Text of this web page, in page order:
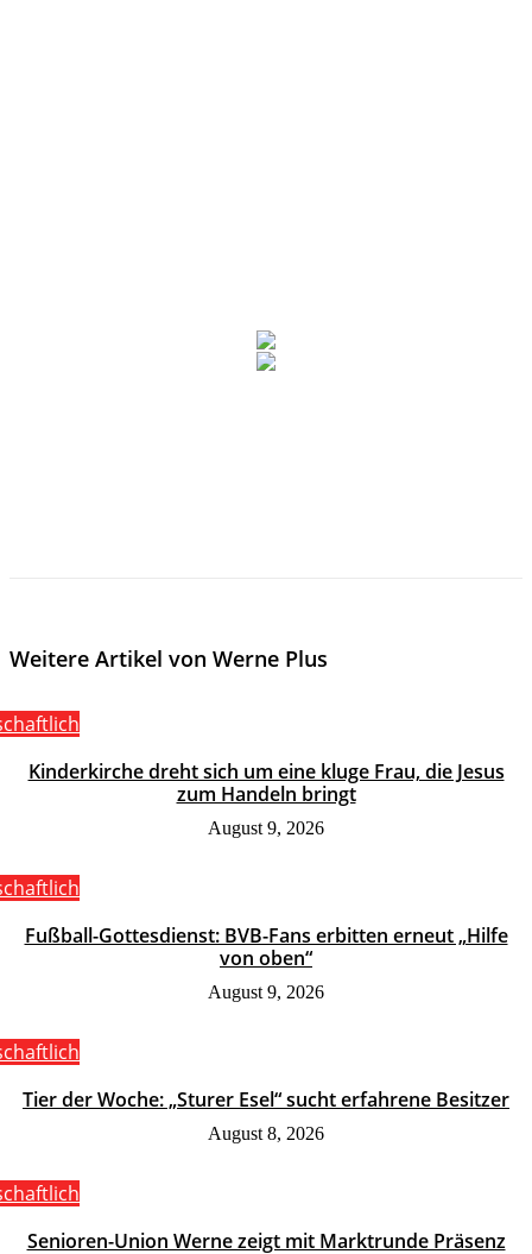
Weitere Artikel von Werne Plus
Kinderkirche dreht sich um eine kluge Frau, die Jesus
zum Handeln bringt
August 9, 2026
Fußball-Gottesdienst: BVB-Fans erbitten erneut „Hilfe
von oben“
August 9, 2026
Tier der Woche: „Sturer Esel“ sucht erfahrene Besitzer
August 8, 2026
Senioren-Union Werne zeigt mit Marktrunde Präsenz